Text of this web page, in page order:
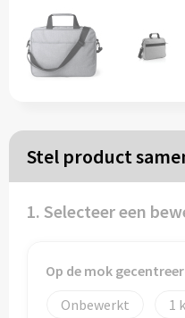
Papieren tassen
Reistassen
Rugzakken
Schoudertassen
Stel product
1. Selecteer een
Op de mok
Onbewerkt
1